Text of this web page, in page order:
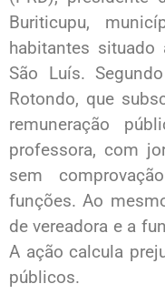
Buriticupu,
habitantes
São Luís.
Rotondo, que
remuneração
professora, com
sem
funções. Ao
de vereadora e a
A ação calcula
públicos.